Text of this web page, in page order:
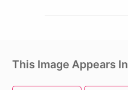
This Image Appears